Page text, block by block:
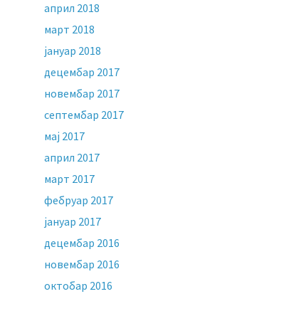
април 2018
март 2018
јануар 2018
децембар 2017
новембар 2017
септембар 2017
мај 2017
април 2017
март 2017
фебруар 2017
јануар 2017
децембар 2016
новембар 2016
октобар 2016